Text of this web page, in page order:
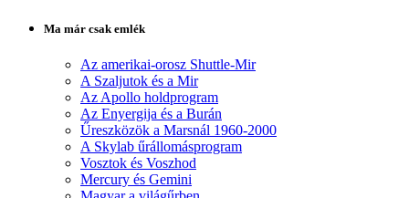
Ma már csak emlék
Az amerikai-orosz Shuttle-Mir
A Szaljutok és a Mir
Az Apollo holdprogram
Az Enyergija és a Burán
Űreszközök a Marsnál 1960-2000
A Skylab űrállomásprogram
Vosztok és Voszhod
Mercury és Gemini